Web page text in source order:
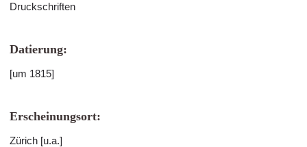
Druckschriften
Datierung:
[um 1815]
Erscheinungsort:
Zürich [u.a.]